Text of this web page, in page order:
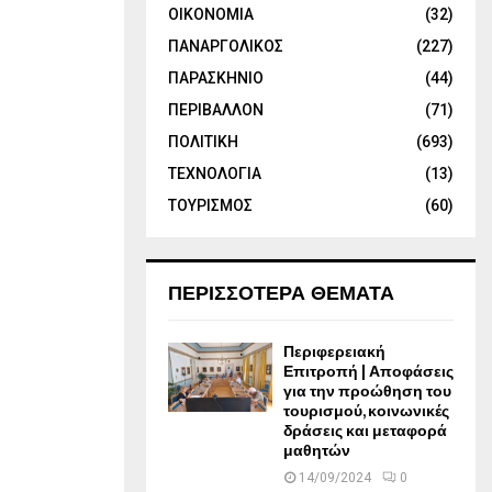
ΟΙΚΟΝΟΜΙΑ
(32)
ΠΑΝΑΡΓΟΛΙΚΟΣ
(227)
ΠΑΡΑΣΚΗΝΙΟ
(44)
ΠΕΡΙΒΑΛΛΟΝ
(71)
ΠΟΛΙΤΙΚΗ
(693)
ΤΕΧΝΟΛΟΓΙΑ
(13)
ΤΟΥΡΙΣΜΟΣ
(60)
ΠΕΡΙΣΣΟΤΕΡΑ ΘΕΜΑΤΑ
Περιφερειακή
Επιτροπή | Αποφάσεις
για την προώθηση του
τουρισμού, κοινωνικές
δράσεις και μεταφορά
μαθητών
14/09/2024 0